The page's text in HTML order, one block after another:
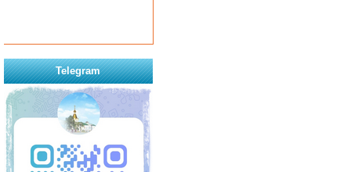
Telegram